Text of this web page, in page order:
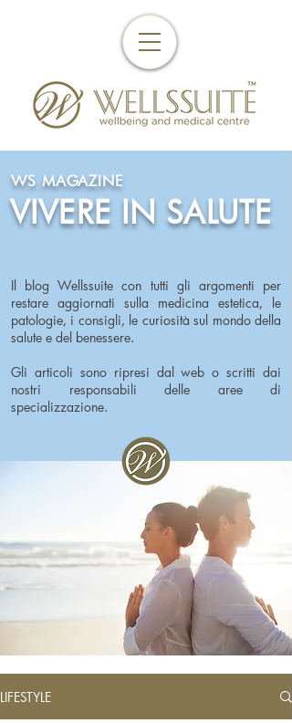
WS MAGAZINE
VIVERE IN SALUTE
Il blog Wellssuite con tutti gli argomenti per
restare aggiornati sulla medicina estetica, le
patologie, i consigli, le curiosità sul mondo della
salute e del benessere.
Gli articoli sono ripresi dal web o scritti dai
nostri responsabili delle aree di
specializzazione.
LIFESTYLE